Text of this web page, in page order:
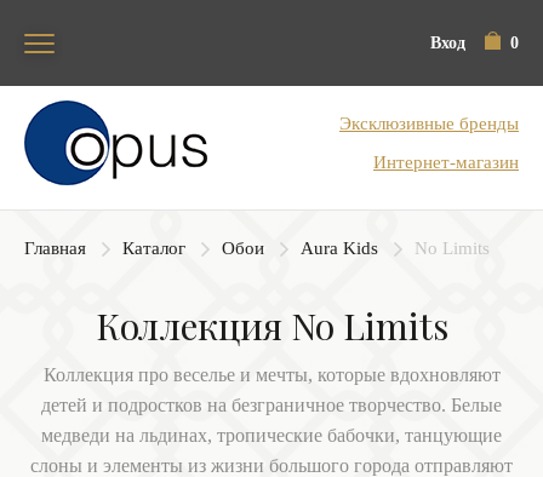
Вход 0
Блок поиска
Эксклюзивные бренды
Интернет-магазин
Главная Каталог Обои Aura Kids No Limits
Коллекция No Limits
Коллекция про веселье и мечты, которые вдохновляют
детей и подростков на безграничное творчество. Белые
медведи на льдинах, тропические бабочки, танцующие
слоны и элементы из жизни большого города отправляют